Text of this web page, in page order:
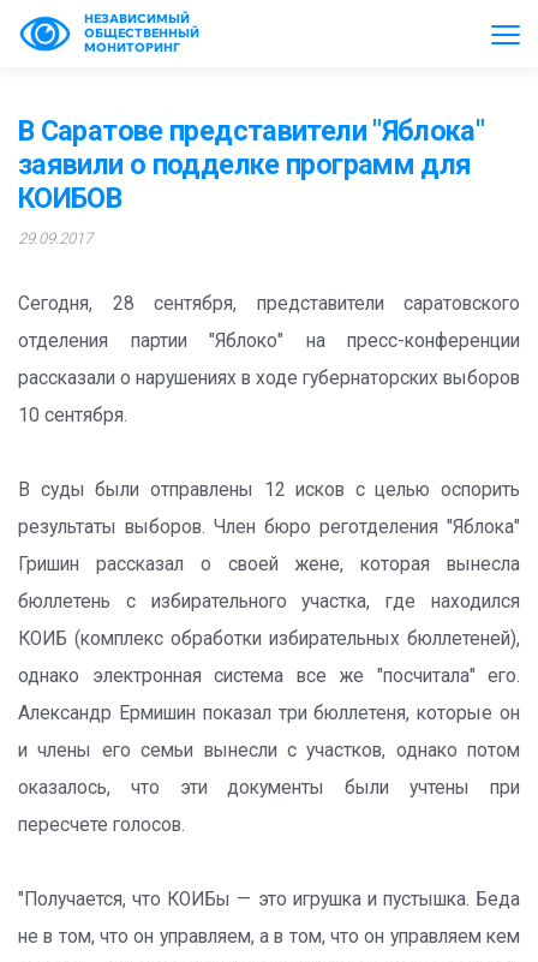
НЕЗАВИСИМЫЙ
ОБЩЕСТВЕННЫЙ
МОНИТОРИНГ
В Саратове представители "Яблока"
заявили о подделке программ для
КОИБОВ
29.09.2017
Сегодня, 28 сентября, представители саратовского
отделения партии "Яблоко" на пресс-конференции
рассказали о нарушениях в ходе губернаторских выборов
10 сентября.
В суды были отправлены 12 исков с целью оспорить
результаты выборов. Член бюро реготделения "Яблока"
Гришин рассказал о своей жене, которая вынесла
бюллетень с избирательного участка, где находился
КОИБ (комплекс обработки избирательных бюллетеней),
однако электронная система все же "посчитала" его.
Александр Ермишин показал три бюллетеня, которые он
и члены его семьи вынесли с участков, однако потом
оказалось, что эти документы были учтены при
пересчете голосов.
"Получается, что КОИБы — это игрушка и пустышка. Беда
не в том, что он управляем, а в том, что он управляем кем